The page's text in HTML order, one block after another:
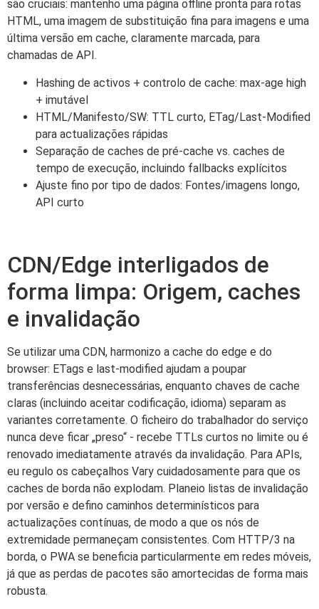
são cruciais: mantenho uma página offline pronta para rotas
HTML, uma imagem de substituição fina para imagens e uma
última versão em cache, claramente marcada, para
chamadas de API.
Hashing de activos + controlo de cache: max-age high
+ imutável
HTML/Manifesto/SW: TTL curto, ETag/Last-Modified
para actualizações rápidas
Separação de caches de pré-cache vs. caches de
tempo de execução, incluindo fallbacks explícitos
Ajuste fino por tipo de dados: Fontes/imagens longo,
API curto
CDN/Edge interligados de
forma limpa: Origem, caches
e invalidação
Se utilizar uma CDN, harmonizo a cache do edge e do
browser: ETags e last-modified ajudam a poupar
transferências desnecessárias, enquanto chaves de cache
claras (incluindo aceitar codificação, idioma) separam as
variantes corretamente. O ficheiro do trabalhador do serviço
nunca deve ficar „preso“ - recebe TTLs curtos no limite ou é
renovado imediatamente através da invalidação. Para APIs,
eu regulo os cabeçalhos Vary cuidadosamente para que os
caches de borda não explodam. Planeio listas de invalidação
por versão e defino caminhos determinísticos para
actualizações contínuas, de modo a que os nós de
extremidade permaneçam consistentes. Com HTTP/3 na
borda, o PWA se beneficia particularmente em redes móveis,
já que as perdas de pacotes são amortecidas de forma mais
robusta.